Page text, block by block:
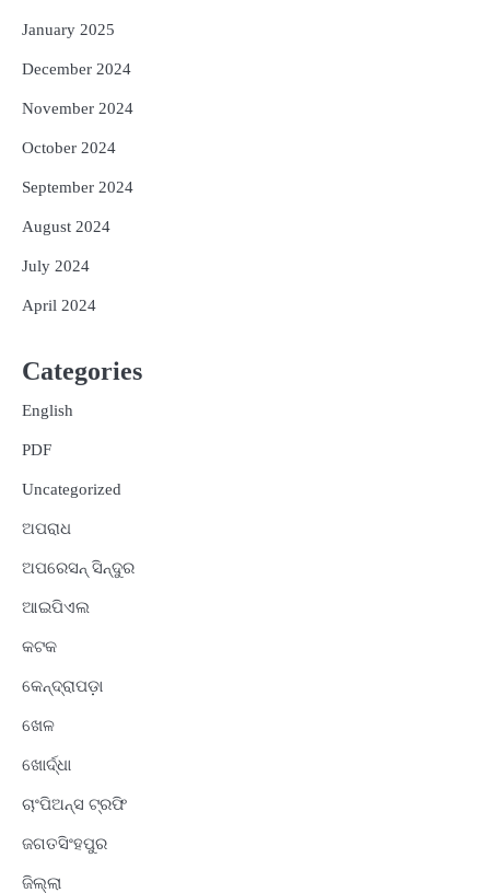
January 2025
December 2024
November 2024
October 2024
September 2024
August 2024
July 2024
April 2024
Categories
English
PDF
Uncategorized
ଅପରାଧ
ଅପରେସନ୍ ସିନ୍ଦୁର
ଆଇପିଏଲ
କଟକ
କେନ୍ଦ୍ରାପଡ଼ା
ଖେଳ
ଖୋର୍ଦ୍ଧା
ଚାଂପିଅନ୍ସ ଟ୍ରଫି
ଜଗତସିଂହପୁର
ଜିଲ୍ଲା